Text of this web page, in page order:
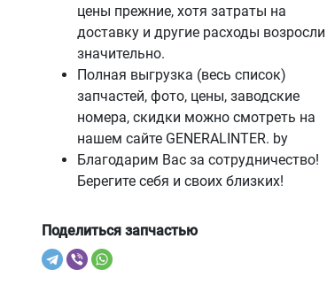
цены прежние, хотя затраты на
доставку и другие расходы возросли
значительно.
Полная выгрузка (весь список)
запчастей, фото, цены, заводские
номера, скидки можно смотреть на
нашем сайте GENERALINTER. by
Благодарим Вас за сотрудничество!
Берегите себя и своих близких!
Поделиться запчастью